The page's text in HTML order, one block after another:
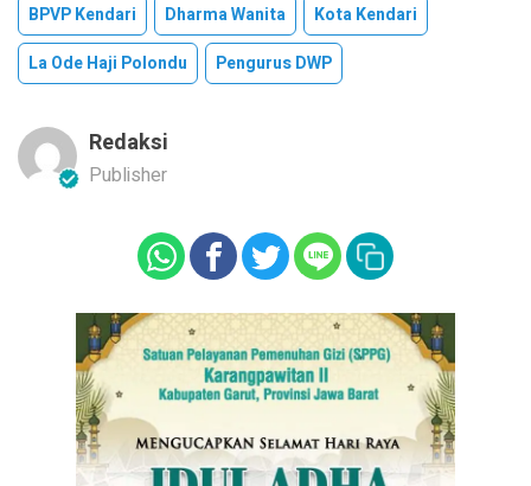
BPVP Kendari Dharma Wanita
Kota Kendari
La Ode Haji Polondu
Pengurus DWP
Redaksi
Publisher